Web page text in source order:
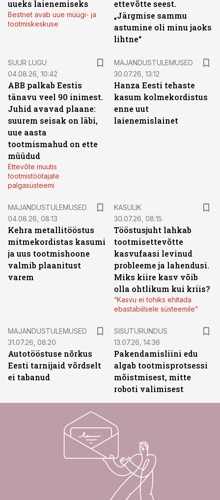
uueks laienemiseks
Bestnet avab uue müügi- ja
tootmiskeskuse
ettevõtte seest.
„Järgmise sammu
astumine oli minu jaoks
lihtne“
SUUR LUGU
04.08.26, 10:42
ABB palkab Eestis
tänavu veel 90 inimest.
Juhid avavad plaane:
suurem seisak on läbi,
uue aasta
tootmismahud on ette
müüdud
Ettevõte muutis
tootmistöötajate
palgasüsteemi
MAJANDUSTULEMUSED
30.07.26, 13:12
Hanza Eesti tehaste
kasum kolmekordistus
enne uut
laienemislainet
MAJANDUSTULEMUSED
04.08.26, 08:13
Kehra metallitööstus
mitmekordistas kasumi
ja uus tootmishoone
valmib plaanitust
varem
KASULIK
30.07.26, 08:15
Tööstusjuht lahkab
tootmisettevõtte
kasvufaasi levinud
probleeme ja lahendusi.
Miks kiire kasv võib
olla ohtlikum kui kriis?
“Kasvu ei tohiks ehitada
ebastabiilsele süsteemile”
MAJANDUSTULEMUSED
31.07.26, 08:20
Autotööstuse nõrkus
Eesti tarnijaid võrdselt
ei tabanud
SISUTURUNDUS
13.07.26, 14:36
Pakendamisliini edu
algab tootmisprotsessi
mõistmisest, mitte
roboti valimisest